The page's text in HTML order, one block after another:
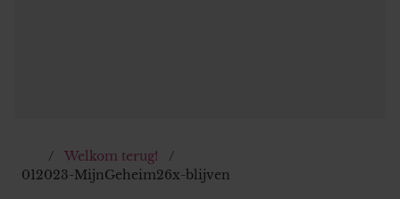
Welkom terug!
012023-MijnGeheim26x-blijven